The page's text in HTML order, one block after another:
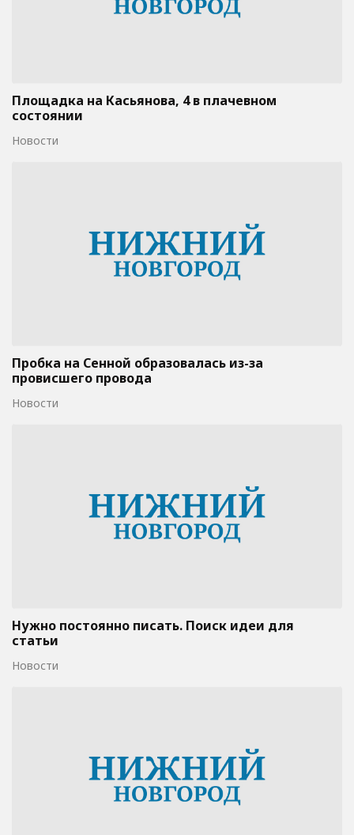
Площадка на Касьянова, 4 в плачевном
состоянии
Новости
Пробка на Сенной образовалась из-за
провисшего провода
Новости
Нужно постоянно писать. Поиск идеи для
статьи
Новости